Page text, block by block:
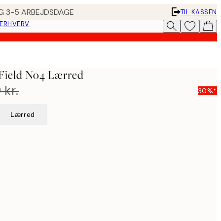
3-5 ARBEJDSDAGE
TIL KASSEN
No4 Lærred
kr. 30%*
Lærred